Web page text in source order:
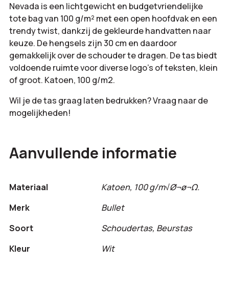
Nevada is een lichtgewicht en budgetvriendelijke
tote bag van 100 g/m² met een open hoofdvak en een
trendy twist, dankzij de gekleurde handvatten naar
keuze. De hengsels zijn 30 cm en daardoor
gemakkelijk over de schouder te dragen. De tas biedt
voldoende ruimte voor diverse logo’s of teksten, klein
of groot. Katoen, 100 g/m2.
Wil je de tas graag laten bedrukken? Vraag naar de
mogelijkheden!
Aanvullende informatie
Materiaal
Katoen, 100 g/m√Ø¬ø¬Ω.
Merk
Bullet
Soort
Schoudertas, Beurstas
Kleur
Wit